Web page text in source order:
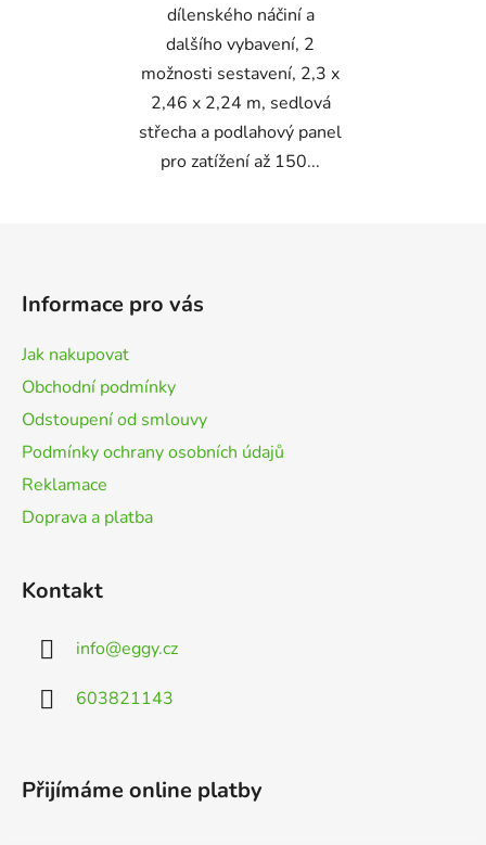
dílenského náčiní a
dalšího vybavení, 2
možnosti sestavení, 2,3 x
2,46 x 2,24 m, sedlová
střecha a podlahový panel
pro zatížení až 150...
Informace pro vás
Jak nakupovat
Obchodní podmínky
Odstoupení od smlouvy
Podmínky ochrany osobních údajů
Reklamace
Doprava a platba
Kontakt
info@eggy.cz
603821143
Přijímáme online platby